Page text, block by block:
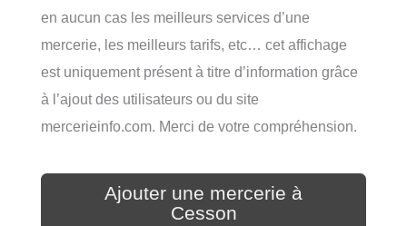
en aucun cas les meilleurs services d’une
mercerie, les meilleurs tarifs, etc… cet affichage
est uniquement présent à titre d’information grâce
à l’ajout des utilisateurs ou du site
mercerieinfo.com. Merci de votre compréhension.
Ajouter une mercerie à
Cesson